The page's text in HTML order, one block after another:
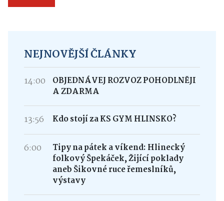
NEJNOVĚJŠÍ ČLÁNKY
14:00
OBJEDNÁVEJ ROZVOZ POHODLNĚJI
A ZDARMA
13:56 Kdo stojí za KS GYM HLINSKO?
6:00
Tipy na pátek a víkend: Hlinecký
folkový Špekáček, Žijící poklady
aneb Šikovné ruce řemeslníků,
výstavy